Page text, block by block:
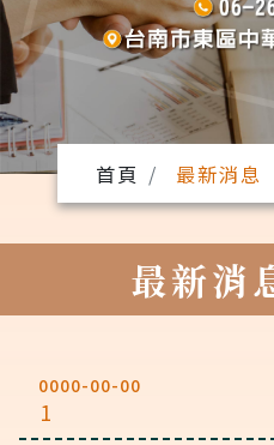
首頁 最新消息
最新消
0000-00-00
1